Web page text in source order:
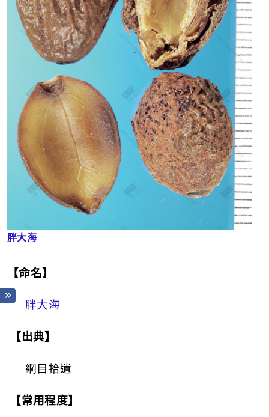
胖大海
【命名】
胖大海
【出典】
綱目拾遺
【常用程度】